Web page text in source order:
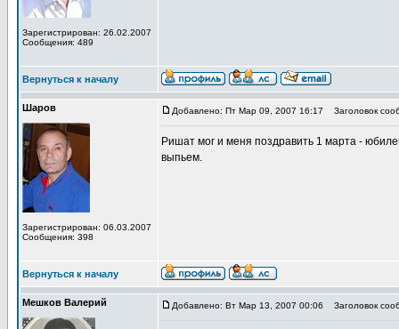
Зарегистрирован: 26.02.2007
Сообщения: 489
Вернуться к началу
Шаров
Зарегистрирован: 06.03.2007
Сообщения: 398
Добавлено: Пт Мар 09, 2007 16:17 Заголовок
Ришат мог и меня поздравить 1 марта -
выпьем.
Вернуться к началу
Мешков Валерий Добавлено: Вт Мар 13, 2007 00:06 Заголовок